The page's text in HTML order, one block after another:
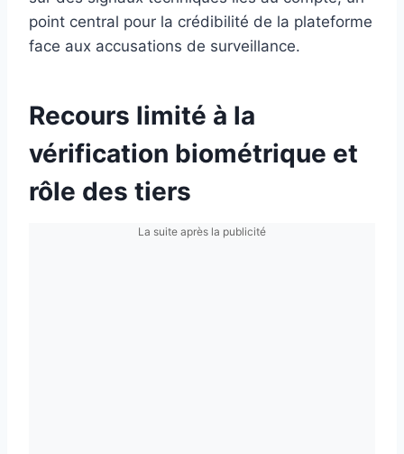
point central pour la crédibilité de la plateforme
face aux accusations de surveillance.
Recours limité à la
vérification biométrique et
rôle des tiers
La suite après la publicité